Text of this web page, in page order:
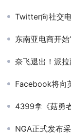
Twitter向社交
东南亚电商开始
奈飞退出！派拉
Facebook将向
4399拿《菇勇
NGA正式发布采用